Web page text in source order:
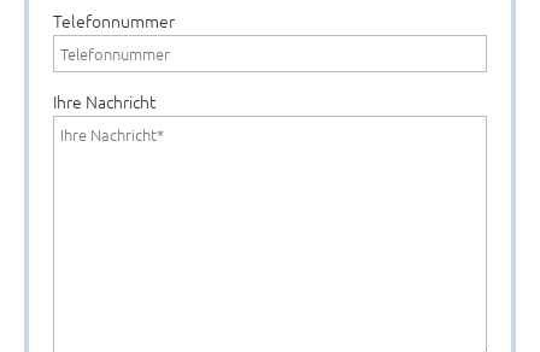
Telefonnummer
Ihre Nachricht